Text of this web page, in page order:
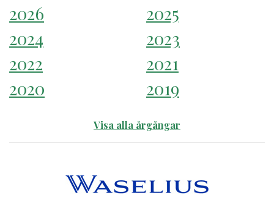
2026
2025
2024
2023
2022
2021
2020
2019
Visa alla årgångar